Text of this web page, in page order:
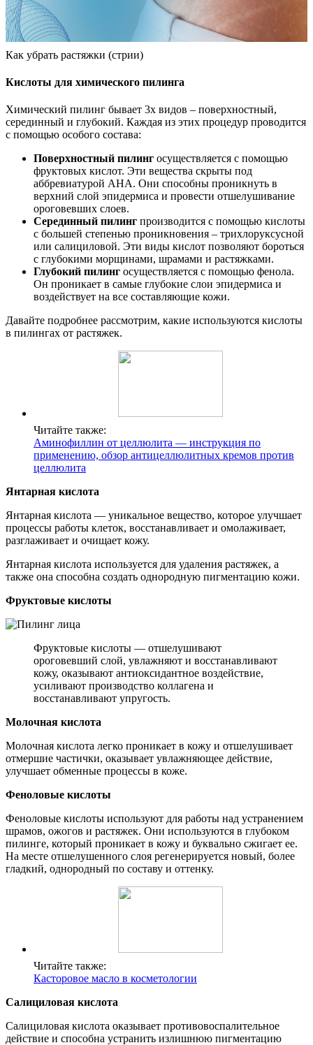
Как убрать растяжки (стрии)
Кислоты для химического пилинга
Химический пилинг бывает 3х видов – поверхностный,
серединный и глубокий. Каждая из этих процедур проводится
с помощью особого состава:
Поверхностный пилинг осуществляется с помощью
фруктовых кислот. Эти вещества скрыты под
аббревиатурой AHA. Они способны проникнуть в
верхний слой эпидермиса и провести отшелушивание
ороговевших слоев.
Серединный пилинг производится с помощью кислоты
с большей степенью проникновения – трихлоруксусной
или салициловой. Эти виды кислот позволяют бороться
с глубокими морщинами, шрамами и растяжками.
Глубокий пилинг осуществляется с помощью фенола.
Он проникает в самые глубокие слои эпидермиса и
воздействует на все составляющие кожи.
Давайте подробнее рассмотрим, какие используются кислоты
в пилингах от растяжек.
Читайте также:
Аминофиллин от целлюлита — инструкция по
применению, обзор антицеллюлитных кремов против
целлюлита
Янтарная кислота
Янтарная кислота — уникальное вещество, которое улучшает
процессы работы клеток, восстанавливает и омолаживает,
разглаживает и очищает кожу.
Янтарная кислота используется для удаления растяжек, а
также она способна создать однородную пигментацию кожи.
Фруктовые кислоты
Фруктовые кислоты — отшелушивают
ороговевший слой, увлажняют и восстанавливают
кожу, оказывают антиоксидантное воздействие,
усиливают производство коллагена и
восстанавливают упругость.
Молочная кислота
Молочная кислота легко проникает в кожу и отшелушивает
отмершие частички, оказывает увлажняющее действие,
улучшает обменные процессы в коже.
Феноловые кислоты
Феноловые кислоты используют для работы над устранением
шрамов, ожогов и растяжек. Они используются в глубоком
пилинге, который проникает в кожу и буквально сжигает ее.
На месте отшелушенного слоя регенерируется новый, более
гладкий, однородный по составу и оттенку.
Читайте также:
Касторовое масло в косметологии
Салициловая кислота
Салициловая кислота оказывает противовоспалительное
действие и способна устранить излишнюю пигментацию